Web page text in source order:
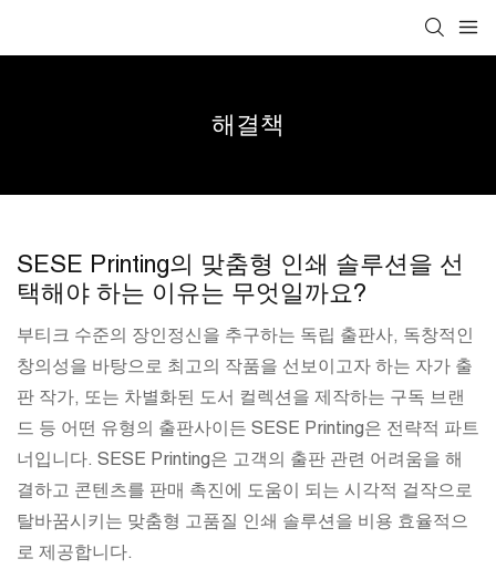
해결책
SESE Printing의 맞춤형 인쇄 솔루션을 선
택해야 하는 이유는 무엇일까요?
부티크 수준의 장인정신을 추구하는 독립 출판사, 독창적인
창의성을 바탕으로 최고의 작품을 선보이고자 하는 자가 출
판 작가, 또는 차별화된 도서 컬렉션을 제작하는 구독 브랜
드 등 어떤 유형의 출판사이든 SESE Printing은 전략적 파트
너입니다. SESE Printing은 고객의 출판 관련 어려움을 해
결하고 콘텐츠를 판매 촉진에 도움이 되는 시각적 걸작으로
탈바꿈시키는 맞춤형 고품질 인쇄 솔루션을 비용 효율적으
로 제공합니다.